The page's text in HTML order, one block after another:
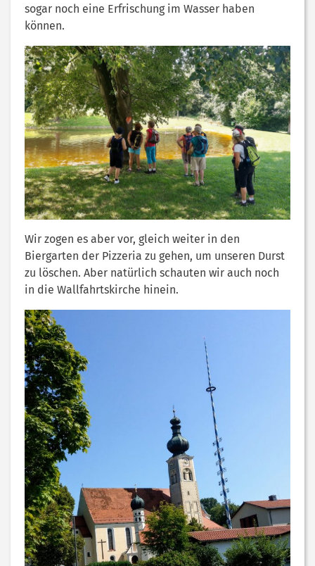
sogar noch eine Erfrischung im Wasser haben
können.
Wir zogen es aber vor, gleich weiter in den
Biergarten der Pizzeria zu gehen, um unseren Durst
zu löschen. Aber natürlich schauten wir auch noch
in die Wallfahrtskirche hinein.